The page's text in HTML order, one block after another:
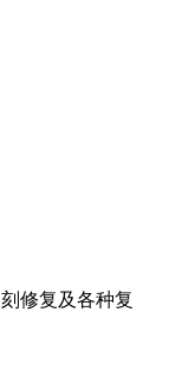
修复及各种复